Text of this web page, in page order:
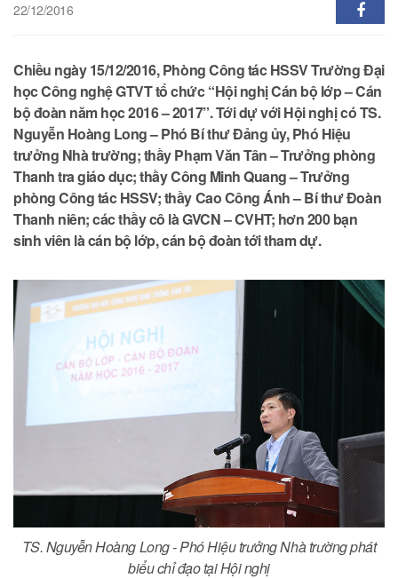
22/12/2016
Chiều ngày 15/12/2016, Phòng Công tác HSSV Trường Đại
học Công nghệ GTVT tổ chức “Hội nghị Cán bộ lớp – Cán
bộ đoàn năm học 2016 – 2017”. Tới dự với Hội nghị có TS.
Nguyễn Hoàng Long – Phó Bí thư Đảng ủy, Phó Hiệu
trưởng Nhà trường; thầy Phạm Văn Tân – Trưởng phòng
Thanh tra giáo dục; thầy Công Minh Quang – Trưởng
phòng Công tác HSSV; thầy Cao Công Ánh – Bí thư Đoàn
Thanh niên; các thầy cô là GVCN – CVHT; hơn 200 bạn
sinh viên là cán bộ lớp, cán bộ đoàn tới tham dự.
TS. Nguyễn Hoàng Long - Phó Hiệu trưởng Nhà trường phát
biểu chỉ đạo tại Hội nghị